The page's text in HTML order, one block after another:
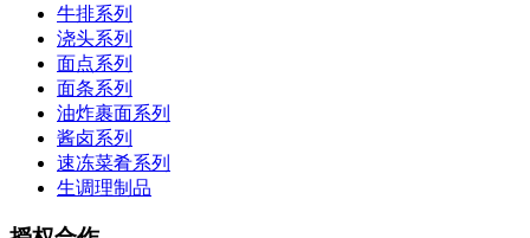
牛排系列
浇头系列
面点系列
面条系列
油炸裹面系列
酱卤系列
速冻菜肴系列
生调理制品